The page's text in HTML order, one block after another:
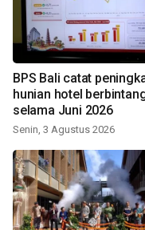
BPS Bali catat
hunian hotel
selama Juni 2026
Senin, 3 Agustus 2026